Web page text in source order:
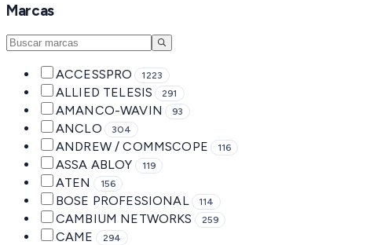
Marcas
ACCESSPRO 1223
ALLIED TELESIS 291
AMANCO-WAVIN 93
ANCLO 304
ANDREW / COMMSCOPE 116
ASSA ABLOY 119
ATEN 156
BOSE PROFESSIONAL 114
CAMBIUM NETWORKS 259
CAME 294